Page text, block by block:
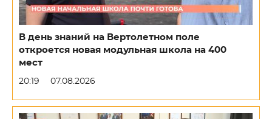
В день знаний на Вертолетном поле
откроется новая модульная школа на 400
мест
20:19 07.08.2026